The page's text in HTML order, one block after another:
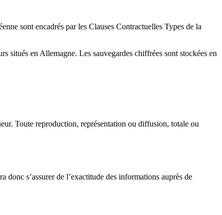
sont encadrés par les Clauses Contractuelles Types de la
situés en Allemagne. Les sauvegardes chiffrées sont stockées en
Toute reproduction, représentation ou diffusion, totale ou
s’assurer de l’exactitude des informations auprès de